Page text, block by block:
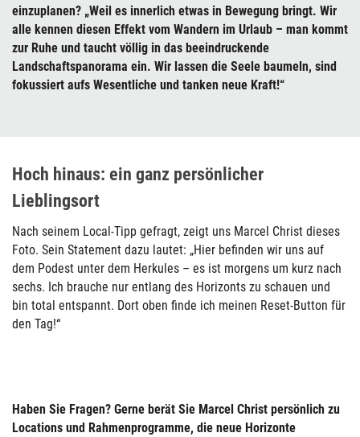
einzuplanen? „Weil es innerlich etwas in Bewegung bringt. Wir
alle kennen diesen Effekt vom Wandern im Urlaub – man kommt
zur Ruhe und taucht völlig in das beeindruckende
Landschaftspanorama ein. Wir lassen die Seele baumeln, sind
fokussiert aufs Wesentliche und tanken neue Kraft!“
Hoch hinaus: ein ganz persönlicher
Lieblingsort
Nach seinem Local-Tipp gefragt, zeigt uns Marcel Christ dieses
Foto. Sein Statement dazu lautet: „Hier befinden wir uns auf
dem Podest unter dem Herkules – es ist morgens um kurz nach
sechs. Ich brauche nur entlang des Horizonts zu schauen und
bin total entspannt. Dort oben finde ich meinen Reset-Button für
den Tag!“
Haben Sie Fragen? Gerne berät Sie Marcel Christ persönlich zu
Locations und Rahmenprogramme, die neue Horizonte